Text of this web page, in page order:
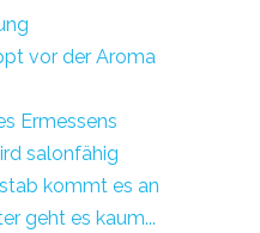
vor der Aroma
Ermessens
salonfähig
kommt es an
geht es kaum...